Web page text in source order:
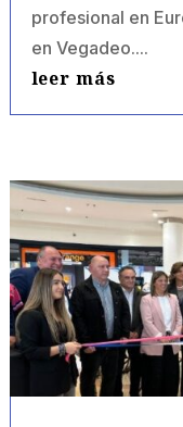
profesional en
en Vegadeo....
leer más